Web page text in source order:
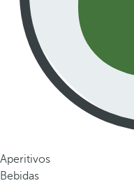
Aperitivos
Bebidas